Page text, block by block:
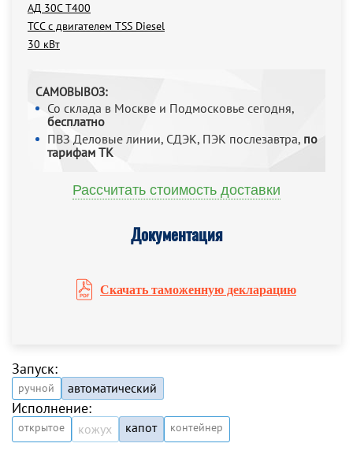
АД 30С Т400
ТСС с двигателем TSS Diesel
30 кВт
САМОВЫВОЗ:
Со склада в Москве и Подмосковье сегодня,
бесплатно
ПВЗ Деловые линии, СДЭК, ПЭК послезавтра, по
тарифам ТК
Рассчитать стоимость доставки
Документация
Скачать таможенную декларацию
Запуск:
ручной автоматический
Исполнение:
открытое кожух капот контейнер